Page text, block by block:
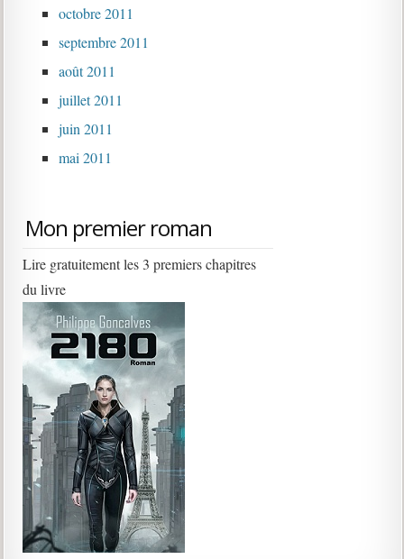
octobre 2011
septembre 2011
août 2011
juillet 2011
juin 2011
mai 2011
Mon premier roman
Lire gratuitement les 3 premiers chapitres
du livre